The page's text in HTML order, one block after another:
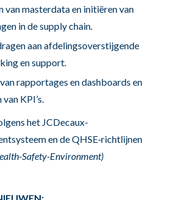
van masterdata en initiëren van
in de supply chain.
aan afdelingsoverstijgende
en support.
rapportages en dashboards en
KPI’s.
het JCDecaux-
en de QHSE‑richtlijnen
Safety-Environment)